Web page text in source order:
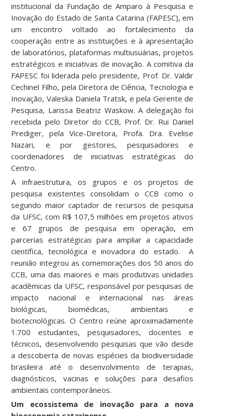
institucional da Fundação de Amparo à Pesquisa e
Inovação do Estado de Santa Catarina (FAPESC), em
um encontro voltado ao fortalecimento da
cooperação entre as instituições e à apresentação
de laboratórios, plataformas multiusuárias, projetos
estratégicos e iniciativas de inovação. A comitiva da
FAPESC foi liderada pelo presidente, Prof. Dr. Valdir
Cechinel Filho, pela Diretora de Ciência, Tecnologia e
Inovação, Valeska Daniela Tratsk, e pela Gerente de
Pesquisa, Larissa Beatriz Waskow. A delegação foi
recebida pelo Diretor do CCB, Prof. Dr. Rui Daniel
Prediger, pela Vice-Diretora, Profa. Dra. Evelise
Nazari, e por gestores, pesquisadores e
coordenadores de iniciativas estratégicas do
Centro.
A infraestrutura, os grupos e os projetos de
pesquisa existentes consolidam o CCB como o
segundo maior captador de recursos de pesquisa
da UFSC, com R$ 107,5 milhões em projetos ativos
e 67 grupos de pesquisa em operação, em
parcerias estratégicas para ampliar a capacidade
científica, tecnológica e inovadora do estado. A
reunião integrou as comemorações dos 50 anos do
CCB, uma das maiores e mais produtivas unidades
acadêmicas da UFSC, responsável por pesquisas de
impacto nacional e internacional nas áreas
biológicas, biomédicas, ambientais e
biotecnológicas. O Centro reúne aproximadamente
1.700 estudantes, pesquisadores, docentes e
técnicos, desenvolvendo pesquisas que vão desde
a descoberta de novas espécies da biodiversidade
brasileira até o desenvolvimento de terapias,
diagnósticos, vacinas e soluções para desafios
ambientais contemporâneos.
Um ecossistema de inovação para a nova